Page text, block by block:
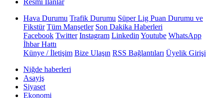
Resmi İlanlar
Hava Durumu Trafik Durumu Süper Lig Puan Durumu ve
Fikstür Tüm Manşetler Son Dakika Haberleri
Facebook Twitter Instagram Linkedin Youtube WhatsApp
İhbar Hattı
Künye / İletişim Bize Ulaşın RSS Bağlantıları Üyelik Girişi
Niğde haberleri
Asayiş
Siyaset
Ekonomi